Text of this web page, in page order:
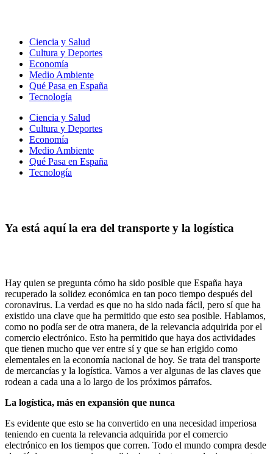
Ciencia y Salud
Cultura y Deportes
Economía
Medio Ambiente
Qué Pasa en España
Tecnología
Ciencia y Salud
Cultura y Deportes
Economía
Medio Ambiente
Qué Pasa en España
Tecnología
Ya está aquí la era del transporte y la logística
Hay quien se pregunta cómo ha sido posible que España haya
recuperado la solidez económica en tan poco tiempo después del
coronavirus. La verdad es que no ha sido nada fácil, pero sí que ha
existido una clave que ha permitido que esto sea posible. Hablamos,
como no podía ser de otra manera, de la relevancia adquirida por el
comercio electrónico. Esto ha permitido que haya dos actividades
que tienen mucho que ver entre sí y que se han erigido como
elementales en la economía nacional de hoy. Se trata del transporte
de mercancías y la logística. Vamos a ver algunas de las claves que
rodean a cada una a lo largo de los próximos párrafos.
La logística, más en expansión que nunca
Es evidente que esto se ha convertido en una necesidad imperiosa
teniendo en cuenta la relevancia adquirida por el comercio
electrónico en los tiempos que corren. Todo el mundo compra desde